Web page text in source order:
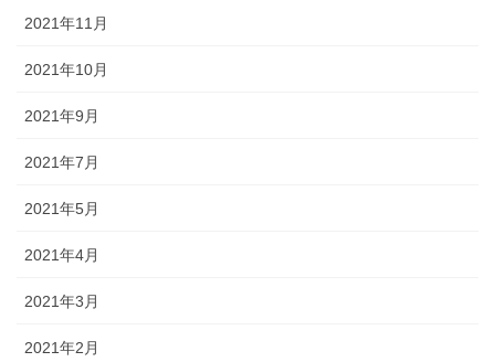
2021年11月
2021年10月
2021年9月
2021年7月
2021年5月
2021年4月
2021年3月
2021年2月